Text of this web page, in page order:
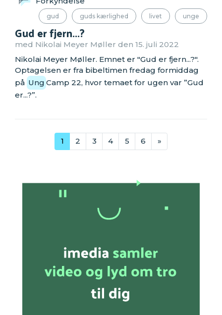
gud guds kærlighed livet unge
Gud er fjern...?
med Nikolai Meyer Møller den 15. juli 2022
Nikolai Meyer Møller. Emnet er "Gud er fjern...?".
Optagelsen er fra bibeltimen fredag formiddag
på Ung Camp 22, hvor temaet for ugen var ”Gud
er...?”.
1 2 3 4 5 6 »